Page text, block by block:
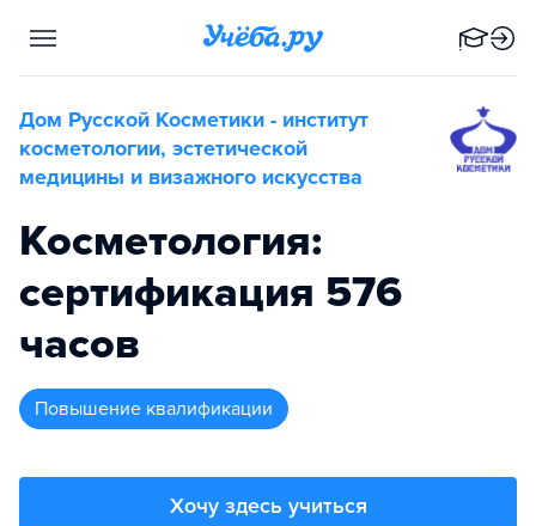
Дом Русской Косметики - институт
косметологии, эстетической
медицины и визажного искусства
Косметология:
сертификация 576
часов
повышение квалификации
Хочу здесь учиться